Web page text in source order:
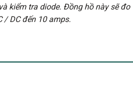
kiểm tra diode. Đồng hồ này sẽ đo
/ DC đến 10 amps.